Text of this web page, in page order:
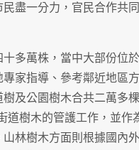
盡一分力，官民合作共
多萬株，當中大部份位
家指導、參考鄰近地區
及公園樹木合共二萬多
道樹木的管護工作，並作
林樹木方面則根據國內